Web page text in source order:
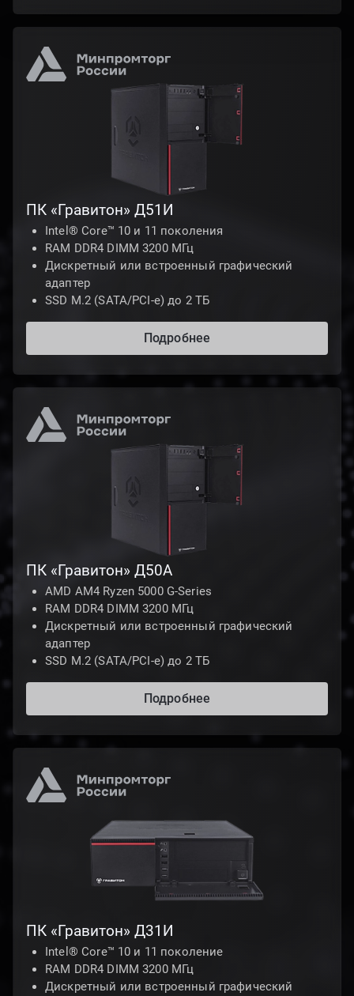
ПК «Гравитон» Д51И
Intel® Core™ 10 и 11 поколения
RAM DDR4 DIMM 3200 МГц
Дискретный или встроенный графический
адаптер
SSD M.2 (SATA/PCI-e) до 2 ТБ
Подробнее
ПК «Гравитон» Д50А
AMD AM4 Ryzen 5000 G-Series
RAM DDR4 DIMM 3200 МГц
Дискретный или встроенный графический
адаптер
SSD M.2 (SATA/PCI-e) до 2 ТБ
Подробнее
ПК «Гравитон» Д31И
Intel® Core™ 10 и 11 поколение
RAM DDR4 DIMM 3200 МГц
Дискретный или встроенный графический